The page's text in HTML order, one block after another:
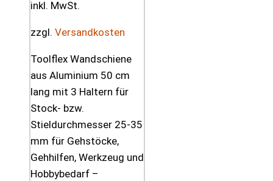
inkl. MwSt.
zzgl. Versandkosten
Toolflex Wandschiene
aus Aluminium 50 cm
lang mit 3 Haltern für
Stock- bzw.
Stieldurchmesser 25-35
mm für Gehstöcke,
Gehhilfen, Werkzeug und
Hobbybedarf –